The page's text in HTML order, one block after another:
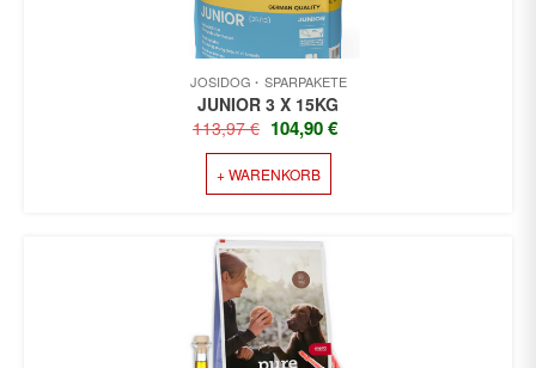
JOSIDOG SPARPAKETE
JUNIOR 3 X 15KG
113,97€ URSPRÜNGLICHER
PREIS
WAR:
113,97 €
104,90€
+ WARENKORB